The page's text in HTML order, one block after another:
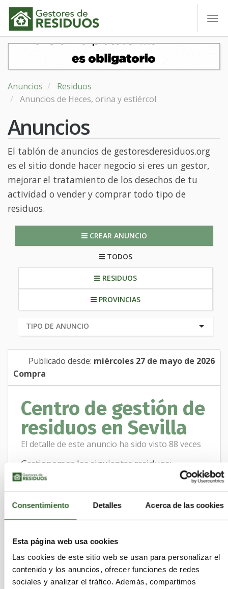
Consentimiento Detalles Acerca de las cookies
Esta página web usa cookies
Las cookies de este sitio web se usan para personalizar el
contenido y los anuncios, ofrecer funciones de redes
sociales y analizar el tráfico. Además, compartimos
Anuncios
Residuos
Anuncios de Heces, orina y estiércol
Anuncios
El tablón de anuncios de gestoresderesiduos.org
es el sitio donde hacer negocio si eres un gestor,
mejorar el tratamiento de los desechos de tu
actividad o vender y comprar todo tipo de
residuos.
CREAR ANUNCIO
TODOS
RESIDUOS
PROVINCIAS
Publicado desde: miércoles 27 de mayo de 2026
Compra
Centro de gestión de
residuos en Sevilla
El detalle de este anuncio ha sido visto 88 veces
Gestionamos los siguientes residuos:
· 19 12 11*Otros residuos(incluidas mezclas
de materiales) procedente del tratamiento
mecánico de residuos que contiene sustancia
peligrosas.
· 19 12 12 Otros residuos (incluidas mezcla de
materiales) procedentes del tratamiento
mecánico de residuos distintos de los
especificados en el código 19 12 11